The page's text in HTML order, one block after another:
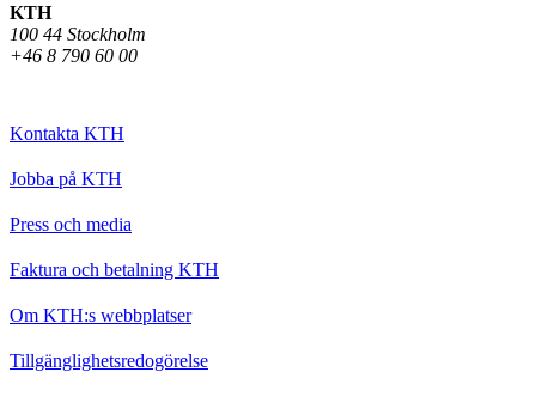
KTH
100 44 Stockholm
+46 8 790 60 00
Kontakta KTH
Jobba på KTH
Press och media
Faktura och betalning KTH
Om KTH:s webbplatser
Tillgänglighetsredogörelse